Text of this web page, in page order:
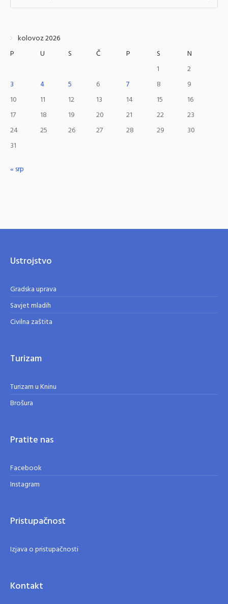
kolovoz 2026
P
U S Č P S
N
1
2
3
4 5 6 7 8
9
10
11 12 13 14 15
16
17
18 19 20 21 22
23
24
25 26 27 28 29
30
31
« srp
Ustrojstvo
Gradska uprava
Savjet mladih
Civilna zaštita
Turizam
Turizam u Kninu
Brošura
Pratite nas
Facebook
Instagram
Pristupačnost
Izjava o pristupačnosti
Kontakt